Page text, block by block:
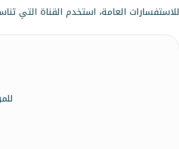
للاستفسارات العامة، استخدم القناة التي